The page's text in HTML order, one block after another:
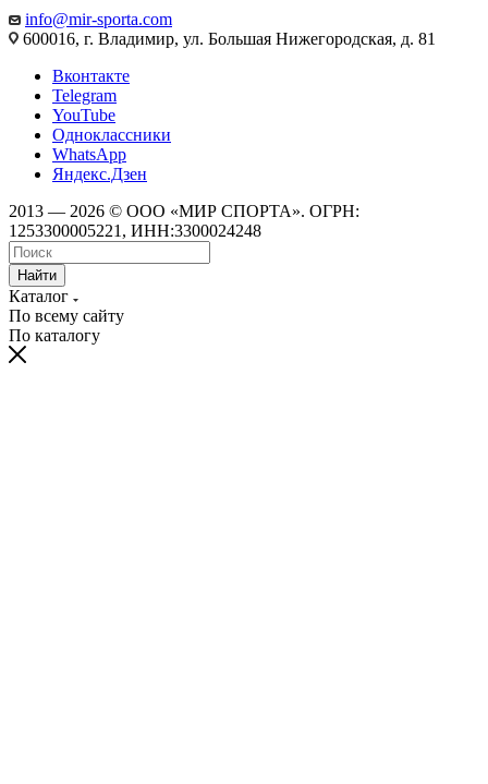
info@mir-sporta.com
600016, г. Владимир, ул. Большая Нижегородская, д. 81
Вконтакте
Telegram
YouTube
Одноклассники
WhatsApp
Яндекс.Дзен
2013 — 2026 © ООО «МИР СПОРТА». ОГРН:
1253300005221, ИНН:3300024248
Найти
Каталог
По всему сайту
По каталогу